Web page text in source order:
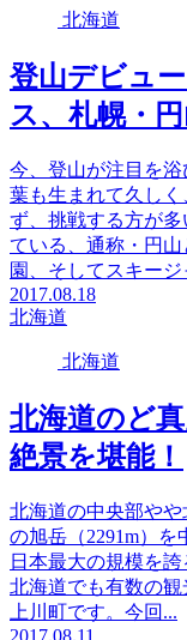
北海道
登山デビュ
ス、札幌・
今、登山が注目を
葉も生まれて久し
ず、挑戦する方が
ている、通称・円
園、そしてスキージ
2017.08.18
北海道
北海道
北海道のど
絶景を堪能！
北海道の中央部や
の旭岳（2291m）を
日本最大の規模を
北海道でも有数の
上川町です。今回...
2017.08.11